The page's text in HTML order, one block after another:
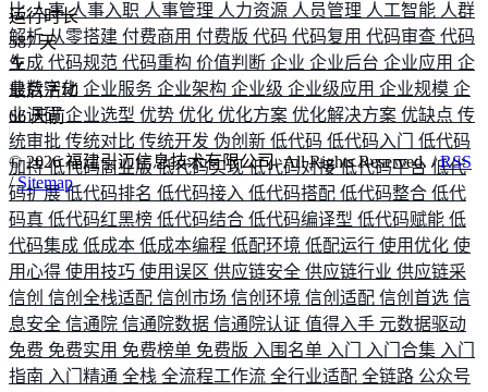
比人事人事入职 人事管理 人力资源 人员管理 人工智能 人群
解析从零搭建 付费商用 付费版 代码 代码复用 代码审查 代码
生成 代码规范 代码重构 价值判断 企业 企业后台 企业应用 企
业数字化 企业服务 企业架构 企业级 企业级应用 企业规模 企
业调研企业选型 优势 优化 优化方案 优化解决方案 优缺点 传
统审批 传统对比 传统开发 伪创新 低代码 低代码入门 低代码
加持低代码商业版低代码实现低代码对接低代码平台 低代
码扩展低代码排名 低代码接入 低代码搭配 低代码整合 低代
码真 低代码红黑榜 低代码结合 低代码编译型 低代码赋能 低
代码集成 低成本 低成本编程 低配环境 低配运行 使用优化 使
用心得 使用技巧 使用误区 供应链安全 供应链行业 供应链采
信创 信创全栈适配 信创市场 信创环境 信创适配 信创首选 信
息安全 信通院 信通院数据 信通院认证 值得入手 元数据驱动
免费 免费实用 免费榜单 免费版 入围名单 入门 入门合集 入门
指南 入门精通 全栈 全流程工作流 全行业适配 全链路 公众号
运行时长
587 天
最后活动
66 天前
©2026福建引迈信息技术有限公司. All Rights Reserved. /RSS
/Sitemap